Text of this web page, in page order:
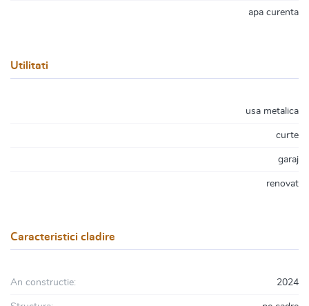
apa curenta
Utilitati
usa metalica
curte
garaj
renovat
Caracteristici cladire
An constructie: 2024